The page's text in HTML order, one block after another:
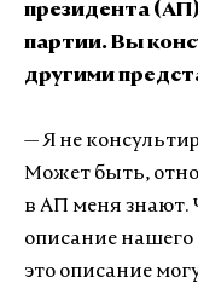
президента
партии. Вы
другими
— Я не
Может быть,
в АП меня знают.
описание нашего
это описание